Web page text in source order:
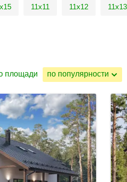
11х11 11х12 11х13
площади по популярности